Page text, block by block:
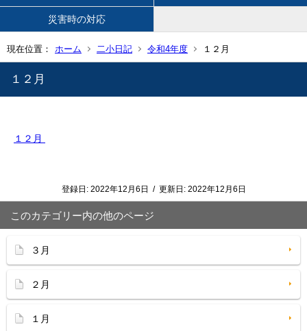
災害時の対応
現在位置： ホーム 二小日記 令和4年度 １２月
１２月
１２月
登録日: 2022年12月6日 / 更新日: 2022年12月6日
このカテゴリー内の他のページ
３月
２月
１月